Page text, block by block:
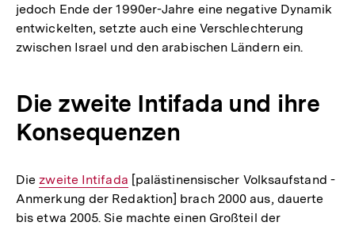
jedoch Ende der 1990er-Jahre eine negative Dynamik
entwickelten, setzte auch eine Verschlechterung
zwischen Israel und den arabischen Ländern ein.
Die zweite Intifada und ihre
Konsequenzen
DieInterner
Link:
zweite Intifada [palästinensischer Volksaufstand -
Anmerkung der Redaktion] brach 2000 aus, dauerte
bis etwa 2005. Sie machte einen Großteil der